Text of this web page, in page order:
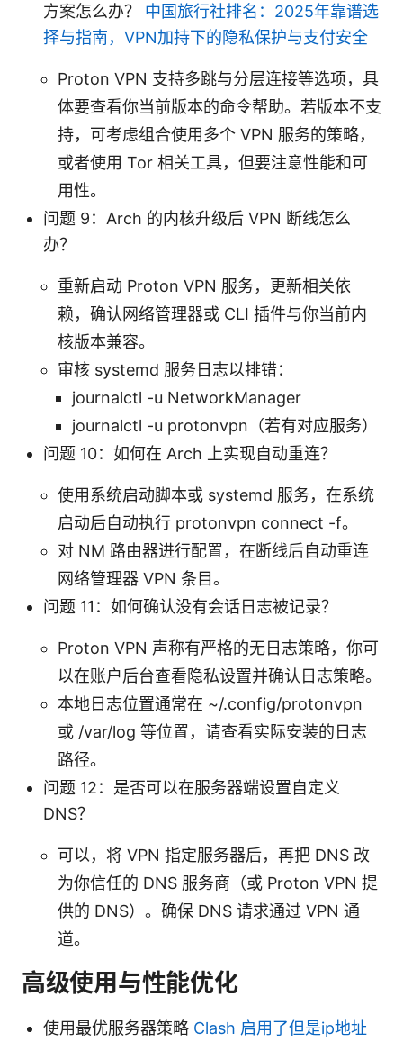
方案怎么办？ 中国旅行社排名：2025年靠谱选
择与指南，VPN加持下的隐私保护与支付安全
Proton VPN 支持多跳与分层连接等选项，具
体要查看你当前版本的命令帮助。若版本不支
持，可考虑组合使用多个 VPN 服务的策略，
或者使用 Tor 相关工具，但要注意性能和可
用性。
问题 9：Arch 的内核升级后 VPN 断线怎么
办？
重新启动 Proton VPN 服务，更新相关依
赖，确认网络管理器或 CLI 插件与你当前内
核版本兼容。
审核 systemd 服务日志以排错：
journalctl -u NetworkManager
journalctl -u protonvpn（若有对应服务）
问题 10：如何在 Arch 上实现自动重连？
使用系统启动脚本或 systemd 服务，在系统
启动后自动执行 protonvpn connect -f。
对 NM 路由器进行配置，在断线后自动重连
网络管理器 VPN 条目。
问题 11：如何确认没有会话日志被记录？
Proton VPN 声称有严格的无日志策略，你可
以在账户后台查看隐私设置并确认日志策略。
本地日志位置通常在 ~/.config/protonvpn
或 /var/log 等位置，请查看实际安装的日志
路径。
问题 12：是否可以在服务器端设置自定义
DNS？
可以，将 VPN 指定服务器后，再把 DNS 改
为你信任的 DNS 服务商（或 Proton VPN 提
供的 DNS）。确保 DNS 请求通过 VPN 通
道。
高级使用与性能优化
使用最优服务器策略 Clash 启用了但是ip地址